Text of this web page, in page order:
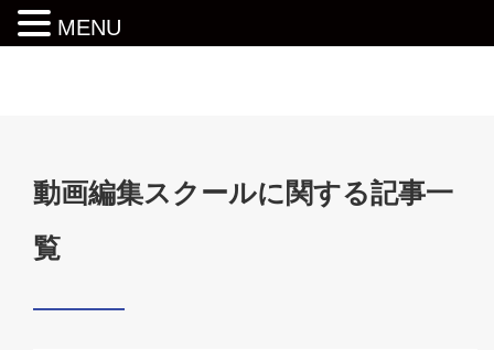
動画編集スクールに関する記事一
覧
MENU